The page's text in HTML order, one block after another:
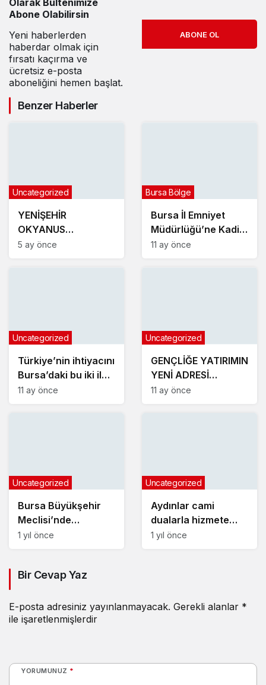
Olarak Bültenimize
Abone Olabilirsin
Yeni haberlerden
haberdar olmak için
fırsatı kaçırma ve
ücretsiz e-posta
aboneliğini hemen başlat.
ABONE OL
Benzer Haberler
YENİŞEHİR
OKYANUS
KOLEJİNDEN
Uncategorized
5 ay önce
Bursa İl Emniyet
Müdürlüğü’ne Kadir
Gökçe atandı
Bursa Bölge
11 ay önce
Türkiye’nin ihtiyacını
Bursa’daki bu iki ilçe
üretiyor
Uncategorized
11 ay önce
GENÇLİĞE YATIRIMIN
YENİ ADRESİ
KARACABEY
Uncategorized
11 ay önce
Bursa Büyükşehir
Meclisi’nde
komisyon seçimleri
Uncategorized
1 yıl önce
Aydınlar cami
dualarla hizmete
girdi
Uncategorized
1 yıl önce
Bir Cevap Yaz
E-posta adresiniz yayınlanmayacak. Gerekli alanlar *
ile işaretlenmişlerdir
YORUMUNUZ *